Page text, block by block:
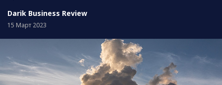
Darik Business Review
15 Март 2023